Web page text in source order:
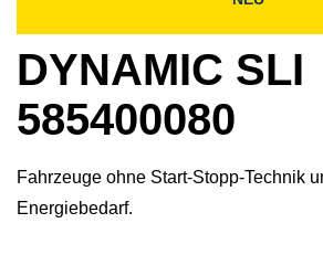
DYNAMIC SLI
585400080
Fahrzeuge ohne Start-Stopp-Technik
Energiebedarf.